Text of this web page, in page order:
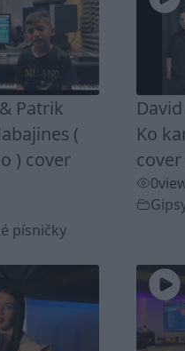
Patrik
(
) cover
písničky
Ko
0